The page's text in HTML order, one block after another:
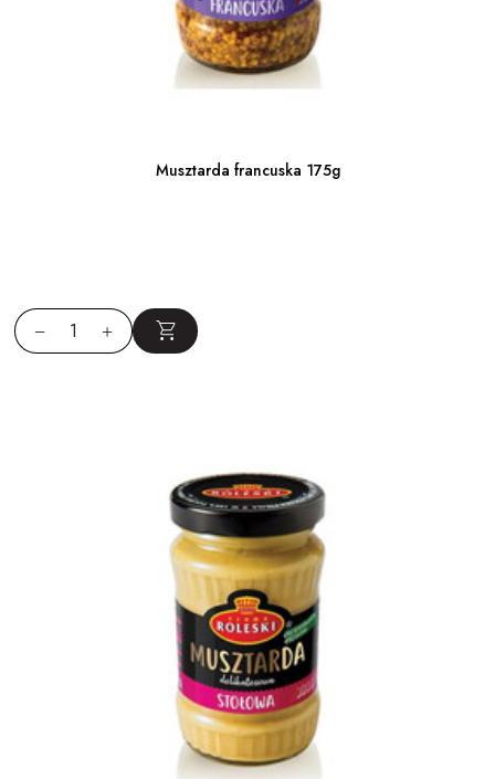
Musztarda francuska 175g